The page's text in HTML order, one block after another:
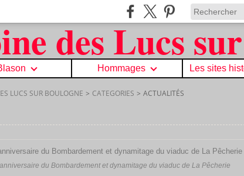
Hommages Les sites
LUCS SUR BOULOGNE > CATEGORIES > ACTUALITÉS
du Bombardement et dynamitage du viaduc de La Pêcherie